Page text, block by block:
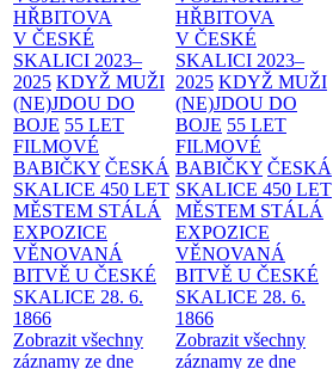
HŘBITOVA
V ČESKÉ
SKALICI 2023–
2025 KDYŽ MUŽI
(NE)JDOU DO
BOJE 55 LET
FILMOVÉ
BABIČKY ČESKÁ
SKALICE 450 LET
MĚSTEM STÁLÁ
EXPOZICE
VĚNOVANÁ
BITVĚ U ČESKÉ
SKALICE 28. 6.
1866
Zobrazit všechny
záznamy ze dne
HŘBITOVA
V ČESKÉ
SKALICI 2023–
2025 KDYŽ MUŽI
(NE)JDOU DO
BOJE 55 LET
FILMOVÉ
BABIČKY ČESKÁ
SKALICE 450 LET
MĚSTEM STÁLÁ
EXPOZICE
VĚNOVANÁ
BITVĚ U ČESKÉ
SKALICE 28. 6.
1866
Zobrazit všechny
záznamy ze dne